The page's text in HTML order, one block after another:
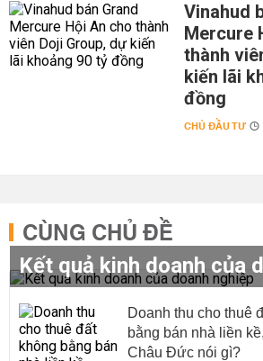
Vinahud
Mercure
thành
kiến lãi
đồng
CHỦ ĐẦU TƯ
CÙNG CHỦ ĐỀ
Kết quả kinh doanh của
Doanh thu cho thuê
bằng bán nhà liền
Châu Đức nói gì?